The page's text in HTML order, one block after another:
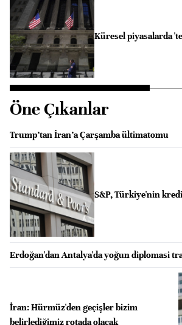
Küresel piyasalarda
Öne Çıkanlar
Trump’tan İran’a Çarşamba ültimatomu
S&P, Türkiye'nin
Erdoğan'dan Antalya'da yoğun diplomasi
İran: Hürmüz'den geçişler bizim
belirlediğimiz rotada olacak